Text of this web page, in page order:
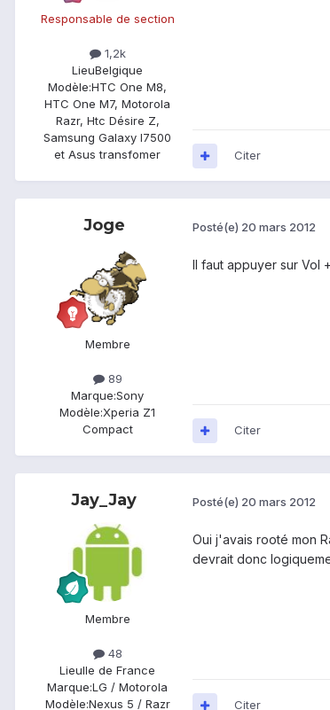
Responsable de section
1,2k
LieuBelgique
Modèle:HTC One M8,
HTC One M7, Motorola
Razr, Htc Désire Z,
Samsung Galaxy I7500
et Asus transfomer
Citer
Joge
Membre
89
Marque:Sony
Modèle:Xperia Z1
Compact
Posté(e) 20 mars 2012
Il faut appuyer sur Vol
Citer
Jay_Jay
Membre
48
LieuIle de France
Marque:LG / Motorola
Modèle:Nexus 5 / Razr
Posté(e) 20 mars 2012
Oui j'avais rooté mon
devrait donc
Citer